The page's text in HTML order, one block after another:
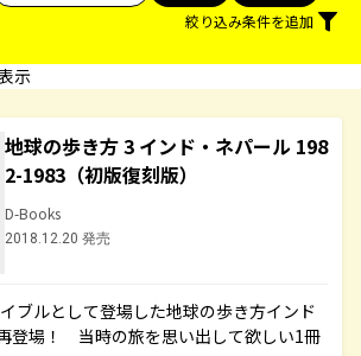
絞り込み条件を追加
示
地球の歩き方 3 インド・ネパール 198
2-1983（初版復刻版）
D-Books
2018.12.20 発売
ブルとして登場した地球の歩き方インド
登場！ 当時の旅を思い出して欲しい1冊